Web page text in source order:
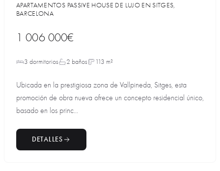
APARTAMENTOS PASSIVE HOUSE DE LUJO EN SITGES,
BARCELONA
1 006 000€
3 dormitorios 2 baños 113 m²
Ubicada en la prestigiosa zona de Vallpineda, Sitges, esta
promoción de obra nueva ofrece un concepto residencial único,
basado en los princ...
DETALLES